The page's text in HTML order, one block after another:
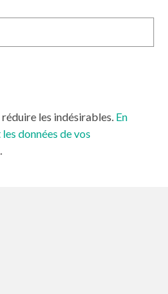
les indésirables. En
données de vos
.